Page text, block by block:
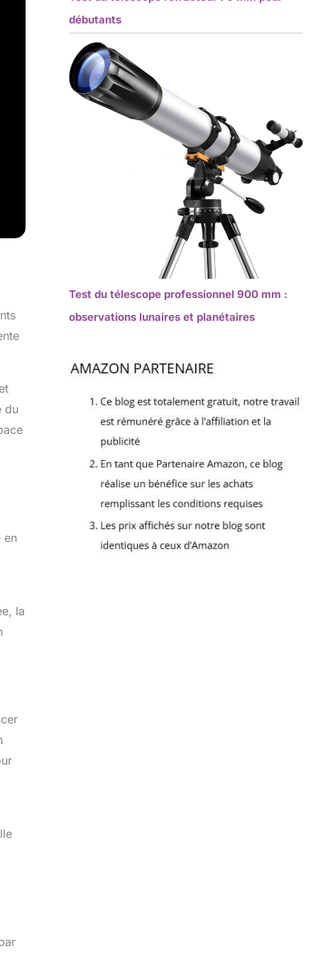
du
en
la
débutants
Test du télescope professionnel 900 mm :
observations lunaires et planétaires